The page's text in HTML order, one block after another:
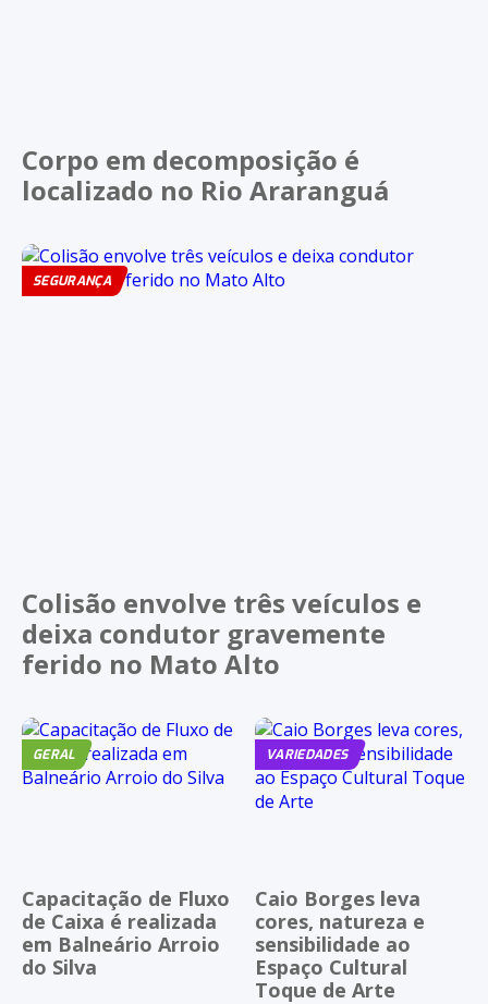
Corpo em decomposição é
localizado no Rio Araranguá
SEGURANÇA
Colisão envolve três veículos e
deixa condutor gravemente
ferido no Mato Alto
GERAL
Capacitação de Fluxo
de Caixa é realizada
em Balneário Arroio
do Silva
VARIEDADES
Caio Borges leva
cores, natureza e
sensibilidade ao
Espaço Cultural
Toque de Arte